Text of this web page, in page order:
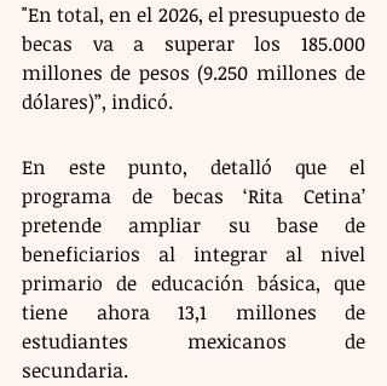
"En total, en el 2026, el presupuesto de
becas va a superar los 185.000
millones de pesos (9.250 millones de
dólares)”, indicó.
En este punto, detalló que el
programa de becas ‘Rita Cetina’
pretende ampliar su base de
beneficiarios al integrar al nivel
primario de educación básica, que
tiene ahora 13,1 millones de
estudiantes mexicanos de
secundaria.